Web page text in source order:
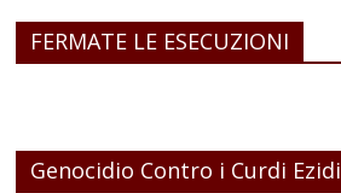
FERMATE LE ESECUZIONI
Genocidio Contro i Curdi Ezidi